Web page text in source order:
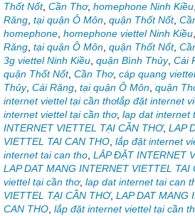
Thốt Nốt, Cần Thơ, homephone Ninh Kiều
Răng tại quận Ô Môn quận Thốt Nốt,
homephone homephone viettel Ninh Kiều
Răng tại quận Ô Môn quận Thốt Nốt,
3g viettel Ninh Kiều quận Bình Thủy, Cái
quận Thốt Nốt, Cần Thơ, cáp quang
Thủy, Cái Răng tại quận Ô Môn quận
internet viettel tại cần thơlắp đặt internet
internet viettel tại cần thơ, lap dat internet
INTERNET VIETTEL TẠI CẦN THƠ, LAP
VIETTEL TAI CAN THO lắp đặt internet
internet tai can tho LẮP ĐẶT INTERNET
LAP DAT MANG INTERNET VIETTEL TAI
viettel tại cần thơ, lap dat internet tai can
VIETTEL TẠI CẦN THƠ, LAP DAT MANG
CAN THO lắp đặt internet viettel tại cần